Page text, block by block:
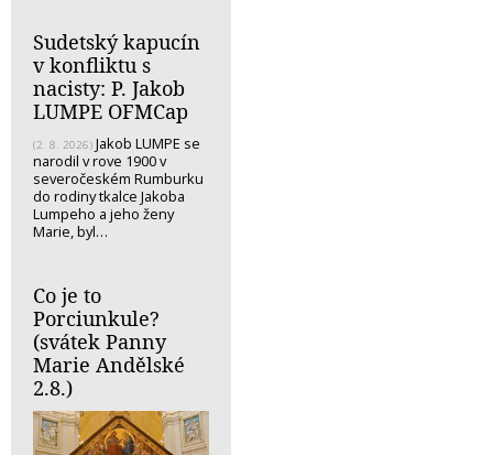
Sudetský kapucín
v konfliktu s
nacisty: P. Jakob
LUMPE OFMCap
(2. 8. 2026) Jakob LUMPE se
narodil v rove 1900 v
severočeském Rumburku
do rodiny tkalce Jakoba
Lumpeho a jeho ženy
Marie, byl…
Co je to
Porciunkule?
(svátek Panny
Marie Andělské
2.8.)